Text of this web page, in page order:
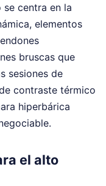
centra en la
elementos
bruscas que
sesiones de
contraste térmico
hiperbárica
el alto